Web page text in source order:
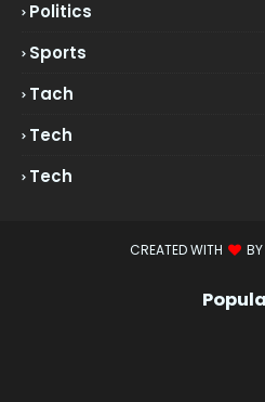
Politics
Sports
Tach
Tech
Tech
CREATED WITH BY